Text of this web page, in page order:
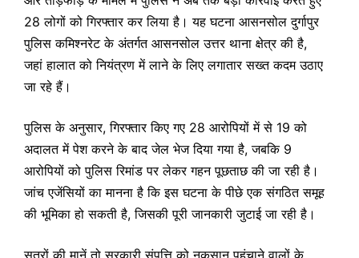
28 लोगों को गिरफ्तार कर लिया है। यह घटना आसनसोल दुर्गापुर
पुलिस कमिश्नरेट के अंतर्गत आसनसोल उत्तर थाना क्षेत्र की है,
जहां हालात को नियंत्रण में लाने के लिए लगातार सख्त कदम उठाए
जा रहे हैं।
पुलिस के अनुसार, गिरफ्तार किए गए 28 आरोपियों में से 19 को
अदालत में पेश करने के बाद जेल भेज दिया गया है, जबकि 9
आरोपियों को पुलिस रिमांड पर लेकर गहन पूछताछ की जा रही है।
जांच एजेंसियों का मानना है कि इस घटना के पीछे एक संगठित समूह
की भूमिका हो सकती है, जिसकी पूरी जानकारी जुटाई जा रही है।